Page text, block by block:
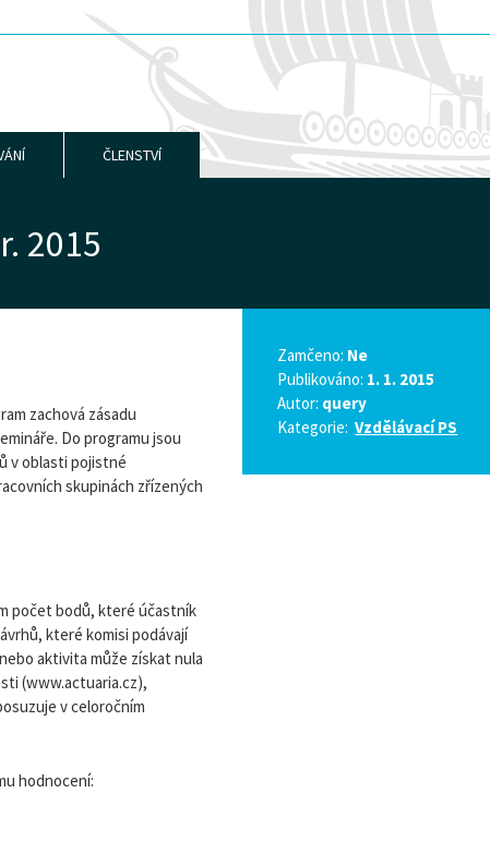
ČLENSTVÍ
2015
zachová zásadu
Do programu jsou
v oblasti pojistné
skupinách zřízených
počet bodů, které účastník
které komisi podávají
aktivita může získat nula
(www.actuaria.cz),
v celoročním
hodnocení:
Zamčeno: Ne
Publikováno: 1. 1. 2015
Autor: query
Kategorie:Vzdělávací PS